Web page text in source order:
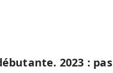
2023 : pas